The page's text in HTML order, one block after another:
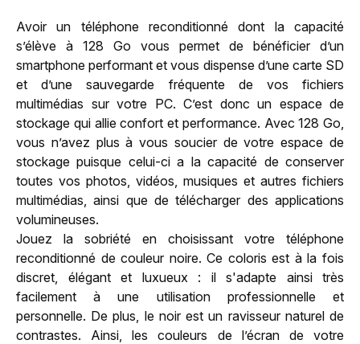
Avoir un téléphone reconditionné dont la capacité
s’élève à 128 Go vous permet de bénéficier d’un
smartphone performant et vous dispense d’une carte SD
et d’une sauvegarde fréquente de vos fichiers
multimédias sur votre PC. C’est donc un espace de
stockage qui allie confort et performance. Avec 128 Go,
vous n’avez plus à vous soucier de votre espace de
stockage puisque celui-ci a la capacité de conserver
toutes vos photos, vidéos, musiques et autres fichiers
multimédias, ainsi que de télécharger des applications
volumineuses.
Jouez la sobriété en choisissant votre téléphone
reconditionné de couleur noire. Ce coloris est à la fois
discret, élégant et luxueux : il s'adapte ainsi très
facilement à une utilisation professionnelle et
personnelle. De plus, le noir est un ravisseur naturel de
contrastes. Ainsi, les couleurs de l’écran de votre